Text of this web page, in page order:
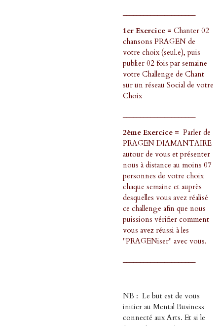
1er Exercice = Chanter 02
chansons PRAGEN de
votre choix (seul.e), puis
publier 02 fois par semaine
votre Challenge de Chant
sur un réseau Social de votre
Choix
2ème Exercice = Parler de
PRAGEN DIAMANTAIRE
autour de vous et présenter
nous à distance au moins 07
personnes de votre choix
chaque semaine et auprès
desquelles vous avez réalisé
ce challenge afin que nous
puissions vérifier comment
vous avez réussi à les
"PRAGENiser" avec vous.
NB : Le but est de vous
initier au Mental Business
connecté aux Arts. Et si le